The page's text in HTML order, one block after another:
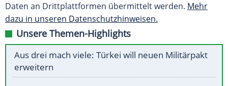
Daten an Drittplattformen übermittelt werden. Mehr
dazu in unseren Datenschutzhinweisen.
Unsere Themen-Highlights
Aus drei mach viele: Türkei will neuen Militärpakt
erweitern